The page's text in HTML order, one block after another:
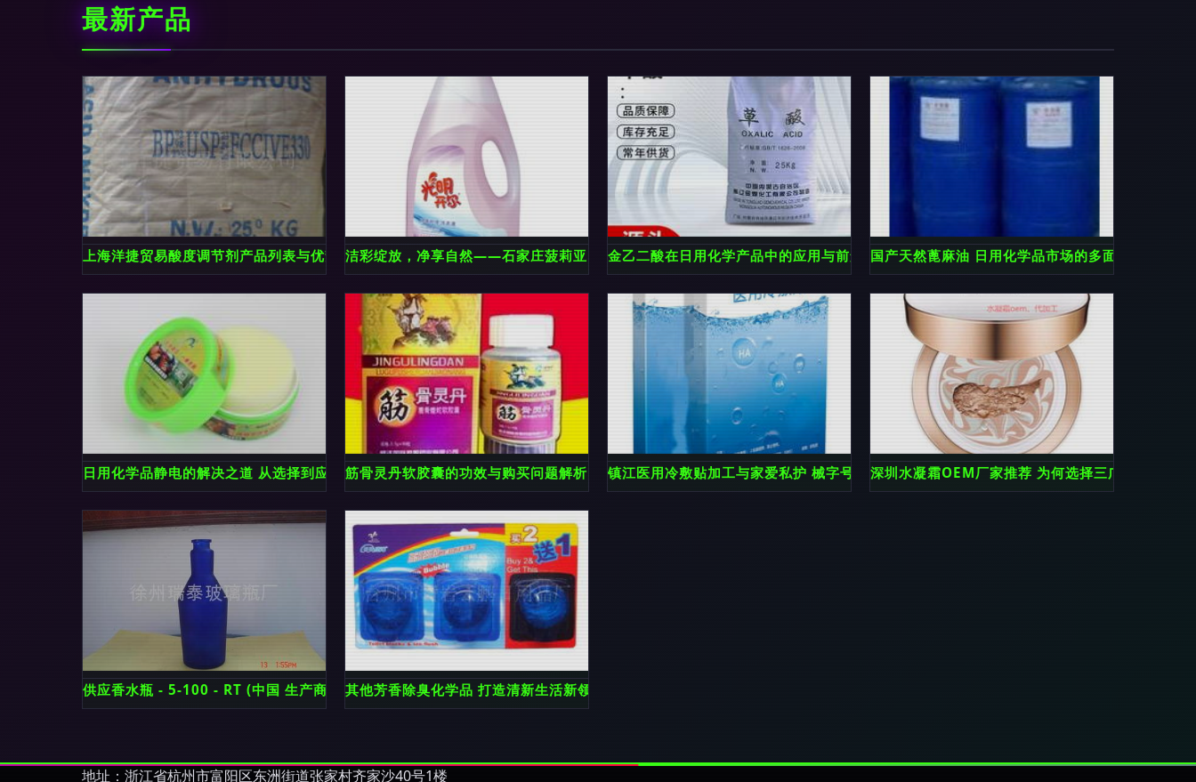
最新产品
上海洋捷贸易酸度调节剂产品列表与优势解析洁彩绽放，净享自然——石家庄菠莉亚日用化工产品展示金乙二酸在日用化学产品中的应用与前景 国产天然蓖麻油 日用化学品市场的多面手与供应新
日用化学品静电的解决之道 从选择到应用的专业指南筋骨灵丹软胶囊的功效与购买问题解析 镇江医用冷敷贴加工与家爱私护 械字号品质与日用化学产品的融合之道
深圳水凝霜OEM厂家推荐 为何选择三广生物？
供应香水瓶 - 5-100 - RT (中国 生产商) - 皮肤用化学品 - 日用化学品 产品 「自助贸易」
其他芳香除臭化学品 打造清新生活新领域
地址：浙江省杭州市富阳区东洲街道张家村齐家沙40号1楼